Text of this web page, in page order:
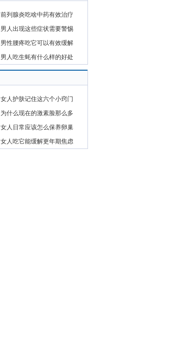
前列腺炎吃啥中药有效治疗
男人出现这些症状需要警惕
男性腰疼吃它可以有效缓解
男人吃生蚝有什么样的好处
女人护肤记住这六个小窍门
为什么现在的激素脸那么多
女人日常应该怎么保养卵巢
女人吃它能缓解更年期焦虑